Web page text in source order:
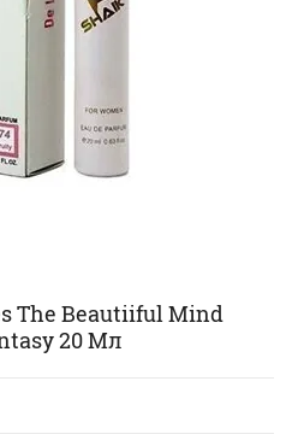
The Beautiiful Mind
20 Мл